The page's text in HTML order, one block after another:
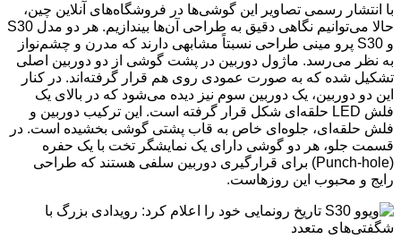
با انتشار رسمی تصاویر این گوشی‌ها در فروشگاه‌های آنلاین چین،
حالا می‌توانیم نگاهی دقیق به طراحی آن‌ها بیندازیم. هر دو مدل S30
و S30 پرو مینی طراحی نسبتاً مشابهی دارند که مدرن و چشم‌نواز
به نظر می‌رسد. ماژول دوربین در پشت گوشی از دو دوربین اصلی
تشکیل شده که به صورت عمودی روی هم قرار گرفته‌اند. در کنار
این دو دوربین، یک دوربین سوم نیز دیده می‌شود که در بالای یک
فلش LED حلقه‌ای شکل قرار گرفته است. این ترکیب دوربین و
فلش حلقه‌ای، جلوه‌ای خاص به قاب پشتی گوشی بخشیده است. در
قسمت جلو، هر دو گوشی دارای یک نمایشگر تخت با یک حفره
(Punch-hole) برای قرارگیری دوربین سلفی هستند که طراحی
رایج و محبوب این روزهاست.